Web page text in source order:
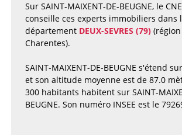
Sur SAINT-MAIXENT-DE-BEUGNE, le
conseille ces experts immobiliers dans
département DEUX-SEVRES (79)(région
Charentes).
SAINT-MAIXENT-DE-BEUGNE s'étend
et son altitude moyenne est de 87.0
300 habitants habitent sur SAINT-
BEUGNE. Son numéro INSEE est le